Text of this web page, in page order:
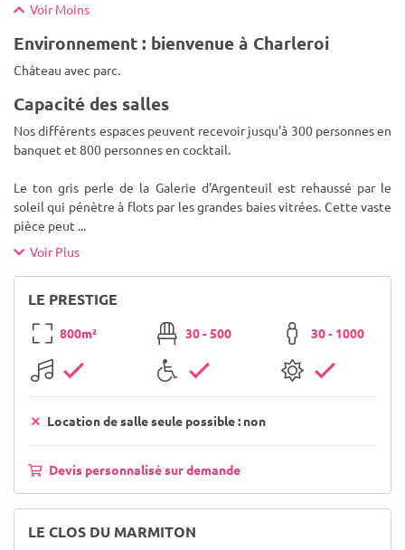
Voir Moins
Environnement : bienvenue à Charleroi
Château avec parc.
Capacité des salles
Nos différents espaces peuvent recevoir jusqu'à 300 personnes en
banquet et 800 personnes en cocktail.
Le ton gris perle de la Galerie d'Argenteuil est rehaussé par le
soleil qui pénètre à flots par les grandes baies vitrées. Cette vaste
pièce peut ...
Voir Plus
LE PRESTIGE
800m² 30 - 500 30 - 1000
Location de salle seule possible : non
Devis personnalisé sur demande
LE CLOS DU MARMITON